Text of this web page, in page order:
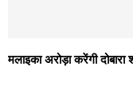
मलाइका अरोड़ा करेंगी